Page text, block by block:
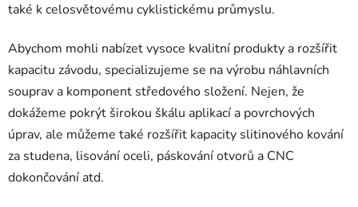
také k celosvětovému cyklistickému průmyslu.
Abychom mohli nabízet vysoce kvalitní produkty a rozšířit
kapacitu závodu, specializujeme se na výrobu náhlavních
souprav a komponent středového složení. Nejen, že
dokážeme pokrýt širokou škálu aplikací a povrchových
úprav, ale můžeme také rozšířit kapacity slitinového kování
za studena, lisování oceli, páskování otvorů a CNC
dokončování atd.